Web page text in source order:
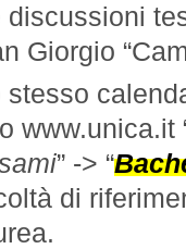
discussioni
Giorgio
stesso
www.unica.it
” -> “
di